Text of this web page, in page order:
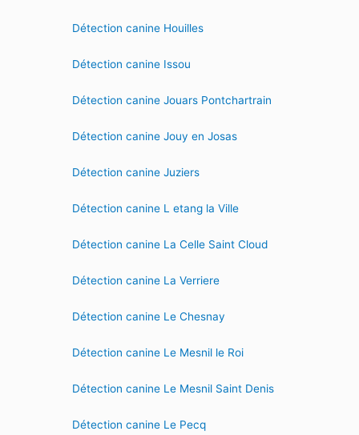
Détection canine Houilles
Détection canine Issou
Détection canine Jouars Pontchartrain
Détection canine Jouy en Josas
Détection canine Juziers
Détection canine L etang la Ville
Détection canine La Celle Saint Cloud
Détection canine La Verriere
Détection canine Le Chesnay
Détection canine Le Mesnil le Roi
Détection canine Le Mesnil Saint Denis
Détection canine Le Pecq